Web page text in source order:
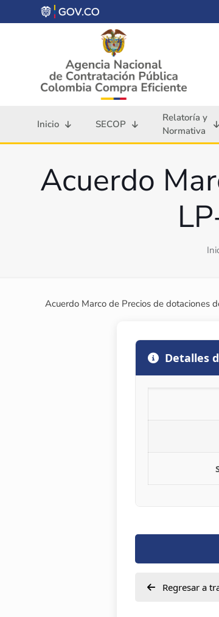
Inicio SECOP
Relatoría y
Normativa
Acuerdo
Acuerdo Marco de Precios de dotaciones
Detalles
Regresar a